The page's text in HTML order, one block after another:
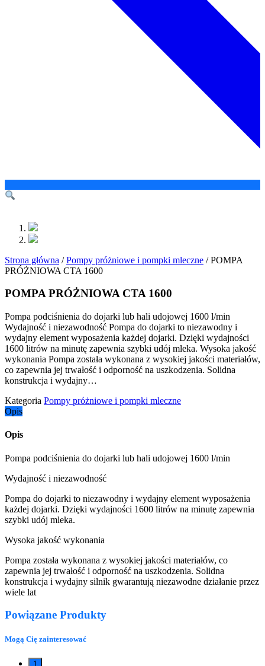
Strona główna /Pompy próżniowe i pompki mleczne / POMPA
PRÓŻNIOWA CTA 1600
POMPA PRÓŻNIOWA CTA 1600
Pompa podciśnienia do dojarki lub hali udojowej 1600 l/min
Wydajność i niezawodność Pompa do dojarki to niezawodny i
wydajny element wyposażenia każdej dojarki. Dzięki wydajności
1600 litrów na minutę zapewnia szybki udój mleka. Wysoka jakość
wykonania Pompa została wykonana z wysokiej jakości materiałów,
co zapewnia jej trwałość i odporność na uszkodzenia. Solidna
konstrukcja i wydajny…
Kategoria Pompy próżniowe i pompki mleczne
Opis
Opis
Pompa podciśnienia do dojarki lub hali udojowej 1600 l/min
Wydajność i niezawodność
Pompa do dojarki to niezawodny i wydajny element wyposażenia
każdej dojarki. Dzięki wydajności 1600 litrów na minutę zapewnia
szybki udój mleka.
Wysoka jakość wykonania
Pompa została wykonana z wysokiej jakości materiałów, co
zapewnia jej trwałość i odporność na uszkodzenia. Solidna
konstrukcja i wydajny silnik gwarantują niezawodne działanie przez
wiele lat
Powiązane Produkty
Mogą Cię zainteresować
1